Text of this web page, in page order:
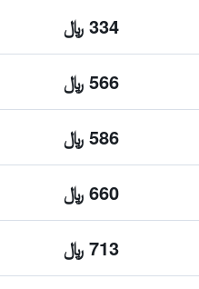
334 ﷼
566 ﷼
586 ﷼
660 ﷼
713 ﷼